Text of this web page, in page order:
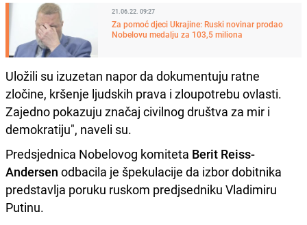
21.06.22. 09:27
Za pomoć djeci Ukrajine: Ruski novinar prodao
Nobelovu medalju za 103,5 miliona
Uložili su izuzetan napor da dokumentuju ratne
zločine, kršenje ljudskih prava i zloupotrebu ovlasti.
Zajedno pokazuju značaj civilnog društva za mir i
demokratiju", naveli su.
Predsjednica Nobelovog komiteta Berit Reiss-
Andersen odbacila je špekulacije da izbor dobitnika
predstavlja poruku ruskom predjsedniku Vladimiru
Putinu.